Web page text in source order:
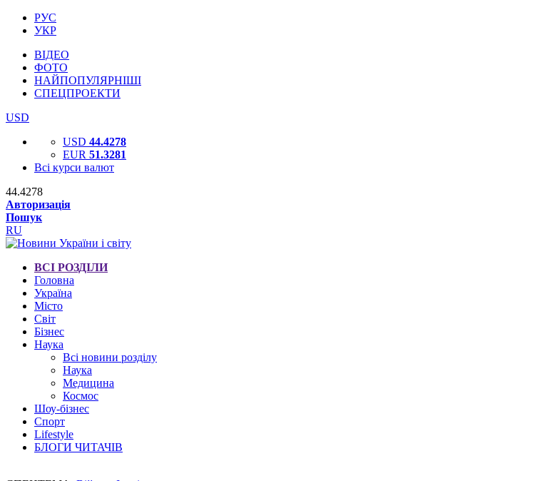
РУС
УКР
ВІДЕО
ФОТО
НАЙПОПУЛЯРНІШІ
СПЕЦПРОЕКТИ
USD
USD 44.4278
EUR 51.3281
Всі курси валют
44.4278
Авторизація
Пошук
RU
ВСІ РОЗДІЛИ
Головна
Україна
Місто
Світ
Бізнес
Наука
Всі новини розділу
Наука
Медицина
Космос
Шоу-бізнес
Спорт
Lifestyle
БЛОГИ ЧИТАЧІВ